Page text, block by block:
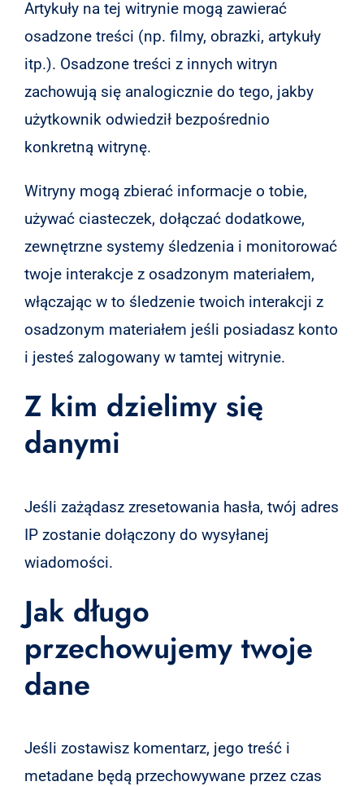
Artykuły na tej witrynie mogą zawierać
osadzone treści (np. filmy, obrazki, artykuły
itp.). Osadzone treści z innych witryn
zachowują się analogicznie do tego, jakby
użytkownik odwiedził bezpośrednio
konkretną witrynę.
Witryny mogą zbierać informacje o tobie,
używać ciasteczek, dołączać dodatkowe,
zewnętrzne systemy śledzenia i monitorować
twoje interakcje z osadzonym materiałem,
włączając w to śledzenie twoich interakcji z
osadzonym materiałem jeśli posiadasz konto
i jesteś zalogowany w tamtej witrynie.
Z kim dzielimy się
danymi
Jeśli zażądasz zresetowania hasła, twój adres
IP zostanie dołączony do wysyłanej
wiadomości.
Jak długo
przechowujemy twoje
dane
Jeśli zostawisz komentarz, jego treść i
metadane będą przechowywane przez czas